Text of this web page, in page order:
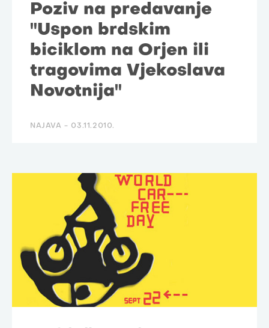
Poziv na predavanje
"Uspon brdskim
biciklom na Orjen ili
tragovima Vjekoslava
Novotnija"
NAJAVA - 03.11.2010.